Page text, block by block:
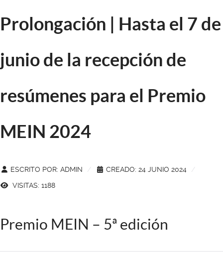
Prolongación | Hasta el 7 de
junio de la recepción de
resúmenes para el Premio
MEIN 2024
ESCRITO POR: ADMIN
CREADO: 24 JUNIO 2024
VISITAS: 1188
Premio MEIN – 5ª edición